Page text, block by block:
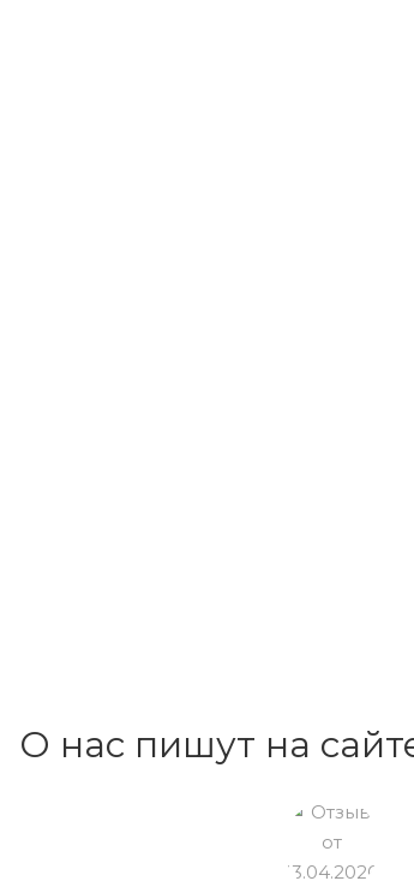
О нас пишут на